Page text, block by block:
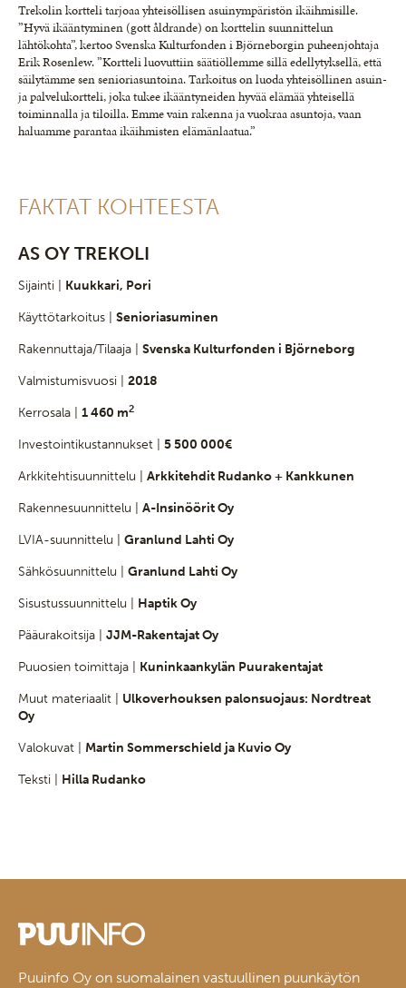
Trekolin kortteli tarjoaa yhteisöllisen asuinympäristön ikäihmisille.
”Hyvä ikääntyminen (gott åldrande) on korttelin suunnittelun
lähtökohta”, kertoo Svenska Kulturfonden i Björneborgin puheenjohtaja
Erik Rosenlew. ”Kortteli luovuttiin säätiöllemme sillä edellytyksellä, että
säilytämme sen senioriasuntoina. Tarkoitus on luoda yhteisöllinen asuin-
ja palvelukortteli, joka tukee ikääntyneiden hyvää elämää yhteisellä
toiminnalla ja tiloilla. Emme vain rakenna ja vuokraa asuntoja, vaan
haluamme parantaa ikäihmisten elämänlaatua.”
FAKTAT KOHTEESTA
AS OY TREKOLI
Sijainti | Kuukkari, Pori
Käyttötarkoitus | Senioriasuminen
Rakennuttaja/Tilaaja | Svenska Kulturfonden i Björneborg
Valmistumisvuosi | 2018
Kerrosala | 1 460 m2
Investointikustannukset | 5 500 000€
Arkkitehtisuunnittelu | Arkkitehdit Rudanko + Kankkunen
Rakennesuunnittelu | A-Insinöörit Oy
LVIA-suunnittelu | Granlund Lahti Oy
Sähkösuunnittelu | Granlund Lahti Oy
Sisustussuunnittelu | Haptik Oy
Pääurakoitsija | JJM-Rakentajat Oy
Puuosien toimittaja | Kuninkaankylän Puurakentajat
Muut materiaalit | Ulkoverhouksen palonsuojaus: Nordtreat
Oy
Valokuvat | Martin Sommerschield ja Kuvio Oy
Teksti | Hilla Rudanko
Puuinfo Oy on suomalainen vastuullinen puunkäytön